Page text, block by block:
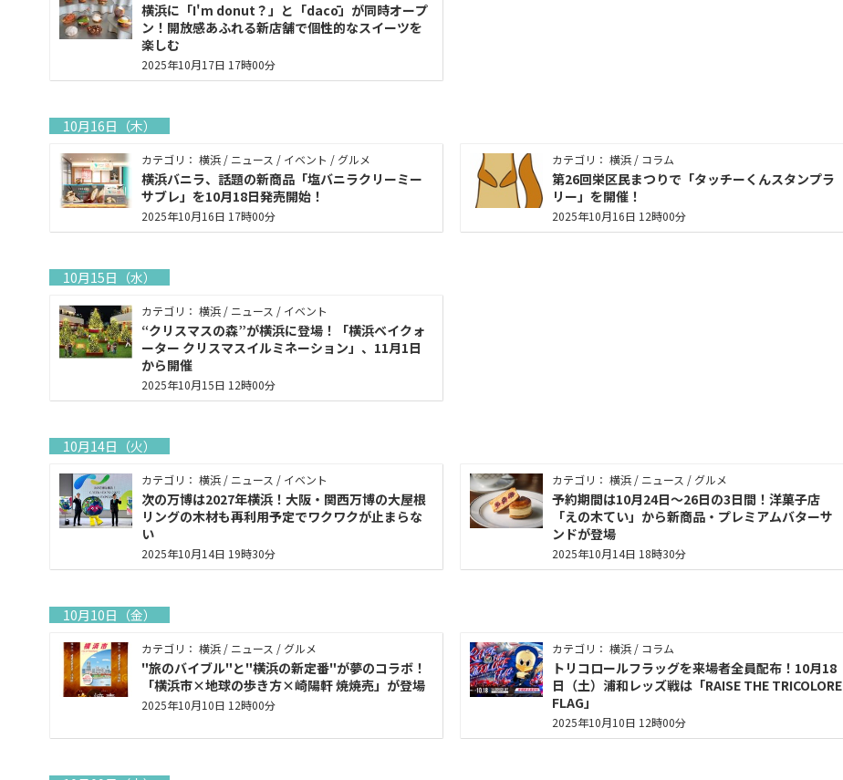
横浜に「I'm donut？」と「dacō」が同時オープ
ン！開放感あふれる新店舗で個性的なスイーツを
楽しむ
2025年10月17日 17時00分
10月16日（木）
カテゴリ： 横浜 / ニュース / イベント / グルメ
横浜バニラ、話題の新商品「塩バニラクリーミー
サブレ」を10月18日発売開始！
2025年10月16日 17時00分
カテゴリ： 横浜 / コラム
第26回栄区民まつりで「タッチーくんスタンプラ
リー」を開催！
2025年10月16日 12時00分
10月15日（水）
カテゴリ： 横浜 / ニュース / イベント
“クリスマスの森”が横浜に登場！「横浜ベイクォ
ーター クリスマスイルミネーション」、11月1日
から開催
2025年10月15日 12時00分
10月14日（火）
カテゴリ： 横浜 / ニュース / イベント
次の万博は2027年横浜！大阪・関西万博の大屋根
リングの木材も再利用予定でワクワクが止まらな
い
2025年10月14日 19時30分
カテゴリ： 横浜 / ニュース / グルメ
予約期間は10月24日～26日の3日間！洋菓子店
「えの木てい」から新商品・プレミアムバターサ
ンドが登場
2025年10月14日 18時30分
10月10日（金）
カテゴリ： 横浜 / ニュース / グルメ
"旅のバイブル"と"横浜の新定番"が夢のコラボ！
「横浜市×地球の歩き方×崎陽軒 焼焼売」が登場
2025年10月10日 12時00分
カテゴリ： 横浜 / コラム
トリコロールフラッグを来場者全員配布！10月18
日（土）浦和レッズ戦は「RAISE THE TRICOLORE
FLAG」
2025年10月10日 12時00分